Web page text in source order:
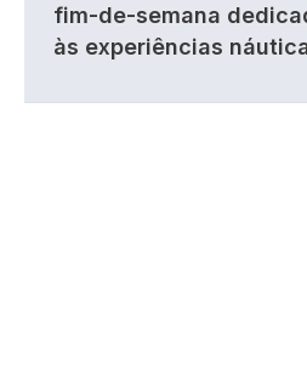
fim-de-semana
às experiências